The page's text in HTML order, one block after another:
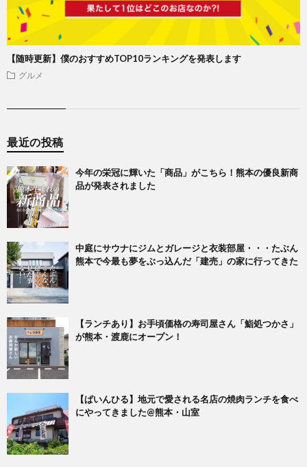
【随時更新】僕のおすすめTOP10ランキングを発表します
グルメ
最近の投稿
今年の栄冠に輝いた「商品」がこちら！熊本の優良新商
品が発表されました
中庭にサウナにジムとガレージと衣装部屋・・・たぶん
熊本で今最も夢をぶっ込んだ「建売」の家に行ってきた
【ランチあり】お手頃価格の寿司屋さん「鮨処つかさ」
が熊本・渡鹿にオープン！
【ぱいんひる】地元で愛される名店の焼肉ランチを食べ
にやってきました@熊本・山室